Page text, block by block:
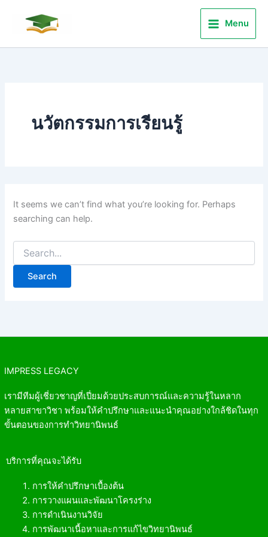
Menu
นวัตกรรมการเรียนรู้
It seems we can’t find what you’re looking for. Perhaps
searching can help.
for:
IMPRESS LEGACY
เรามีทีมผู้เชี่ยวชาญที่เปี่ยมด้วยประสบการณ์และความรู้ในหลาก
หลายสาขาวิชา พร้อมให้คำปรึกษาและแนะนำคุณอย่างใกล้ชิดในทุก
ขั้นตอนของการทำวิทยานิพนธ์
บริการที่คุณจะได้รับ
การให้คำปรึกษาเบื้องต้น
การวางแผนและพัฒนาโครงร่าง
การดำเนินงานวิจัย
การพัฒนาเนื้อหาและการแก้ไขวิทยานิพนธ์